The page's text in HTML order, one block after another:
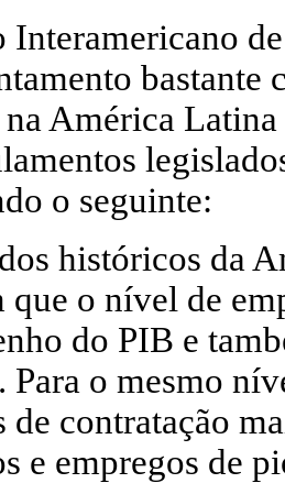
Interamericano
bastante
América
o seguinte:
históricos da
que o nível de
do PIB e
Para o mesmo
de contratação
e empregos de